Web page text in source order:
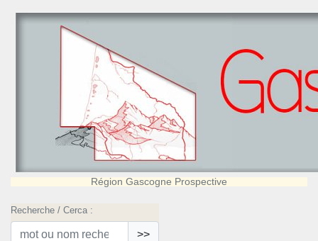
Région Gascogne Prospective
Recherche / Cerca :
>>